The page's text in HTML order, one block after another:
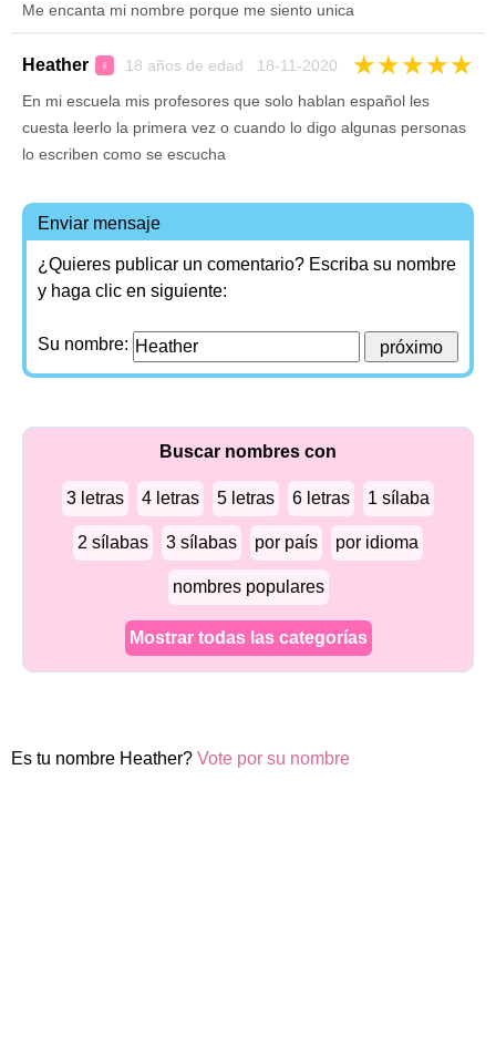
Me encanta mi nombre porque me siento unica
Heather ♀ 18 años de edad 18-11-2020 ★★★★★
En mi escuela mis profesores que solo hablan español les
cuesta leerlo la primera vez o cuando lo digo algunas personas
lo escriben como se escucha
Enviar mensaje
¿Quieres publicar un comentario? Escriba su nombre
y haga clic en siguiente:
Su nombre:
Buscar nombres con
3 letras 4 letras 5 letras 6 letras 1 sílaba
2 sílabas 3 sílabas por país por idioma
nombres populares
Mostrar todas las categorías
Es tu nombre Heather? Vote por su nombre